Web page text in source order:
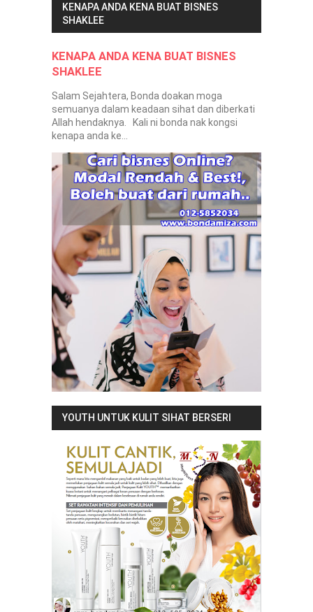
KENAPA ANDA KENA BUAT BISNES
SHAKLEE
KENAPA ANDA KENA BUAT BISNES
SHAKLEE
Salam Sejahtera, Bonda doakan moga
semuanya dalam keadaan sihat dan diberkati
Allah hendaknya. Kali ni bonda nak kongsi
kenapa anda ke...
YOUTH UNTUK KULIT SIHAT BERSERI